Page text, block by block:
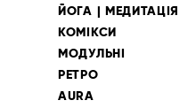
ЙОГА | МЕДИТАЦІЯ
КОМІКСИ
МОДУЛЬНІ
РЕТРО
AURA